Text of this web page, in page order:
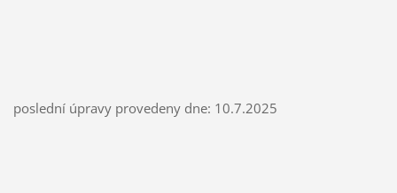
poslední úpravy provedeny dne: 10.7.2025